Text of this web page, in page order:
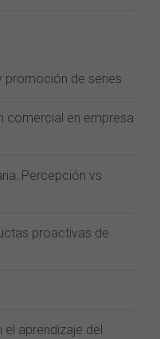
promoción de series
comercial en empresa
Percepción vs
proactivas de
aprendizaje del